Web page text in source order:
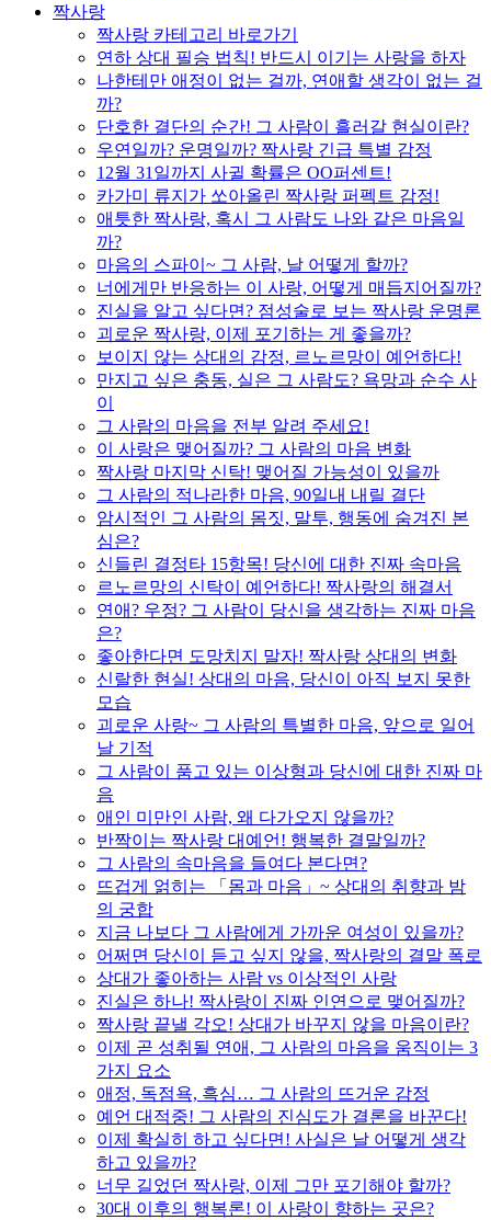
짝사랑
짝사랑 카테고리 바로가기
연하 상대 필승 법칙! 반드시 이기는 사랑을 하자
나한테만 애정이 없는 걸까, 연애할 생각이 없는 걸
까?
단호한 결단의 순간! 그 사람이 흘러갈 현실이란?
우연일까? 운명일까? 짝사랑 긴급 특별 감정
12월 31일까지 사귈 확률은 OO퍼센트!
카가미 류지가 쏘아올린 짝사랑 퍼펙트 감정!
애틋한 짝사랑, 혹시 그 사람도 나와 같은 마음일
까?
마음의 스파이~ 그 사람, 날 어떻게 할까?
너에게만 반응하는 이 사랑, 어떻게 매듭지어질까?
진실을 알고 싶다면? 점성술로 보는 짝사랑 운명론
괴로운 짝사랑, 이제 포기하는 게 좋을까?
보이지 않는 상대의 감정, 르노르망이 예언하다!
만지고 싶은 충동, 실은 그 사람도? 욕망과 순수 사
이
그 사람의 마음을 전부 알려 주세요!
이 사랑은 맺어질까? 그 사람의 마음 변화
짝사랑 마지막 신탁! 맺어질 가능성이 있을까
그 사람의 적나라한 마음, 90일내 내릴 결단
암시적인 그 사람의 몸짓, 말투, 행동에 숨겨진 본
심은?
신들린 결정타 15항목! 당신에 대한 진짜 속마음
르노르망의 신탁이 예언하다! 짝사랑의 해결서
연애? 우정? 그 사람이 당신을 생각하는 진짜 마음
은?
좋아한다면 도망치지 말자! 짝사랑 상대의 변화
신랄한 현실! 상대의 마음, 당신이 아직 보지 못한
모습
괴로운 사랑~ 그 사람의 특별한 마음, 앞으로 일어
날 기적
그 사람이 품고 있는 이상형과 당신에 대한 진짜 마
음
애인 미만인 사람, 왜 다가오지 않을까?
반짝이는 짝사랑 대예언! 행복한 결말일까?
그 사람의 속마음을 들여다 본다면?
뜨겁게 얽히는 「몸과 마음」~ 상대의 취향과 밤
의 궁합
지금 나보다 그 사람에게 가까운 여성이 있을까?
어쩌면 당신이 듣고 싶지 않을, 짝사랑의 결말 폭로
상대가 좋아하는 사람 vs 이상적인 사랑
진실은 하나! 짝사랑이 진짜 인연으로 맺어질까?
짝사랑 끝낼 각오! 상대가 바꾸지 않을 마음이란?
이제 곧 성취될 연애, 그 사람의 마음을 움직이는 3
가지 요소
애정, 독점욕, 흑심… 그 사람의 뜨거운 감정
예언 대적중! 그 사람의 진심도가 결론을 바꾼다!
이제 확실히 하고 싶다면! 사실은 날 어떻게 생각
하고 있을까?
너무 길었던 짝사랑, 이제 그만 포기해야 할까?
30대 이후의 행복론! 이 사랑이 향하는 곳은?